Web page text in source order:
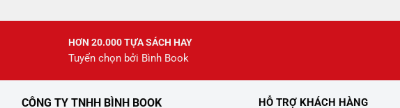
HƠN 20.000 TỰA SÁCH HAY
Tuyển chọn bởi Bình Book
CÔNG TY TNHH BÌNH BOOK HỖ TRỢ KHÁCH HÀNG